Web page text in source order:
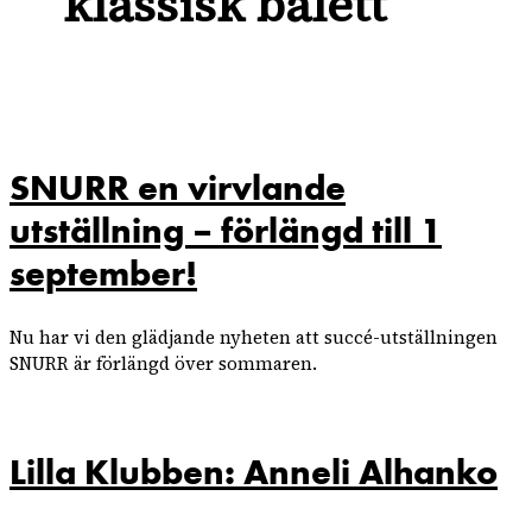
SNURR en virvlande
utställning – förlängd till 1
september!
Nu har vi den glädjande nyheten att succé-utställningen
SNURR är förlängd över sommaren.
Lilla Klubben: Anneli Alhanko